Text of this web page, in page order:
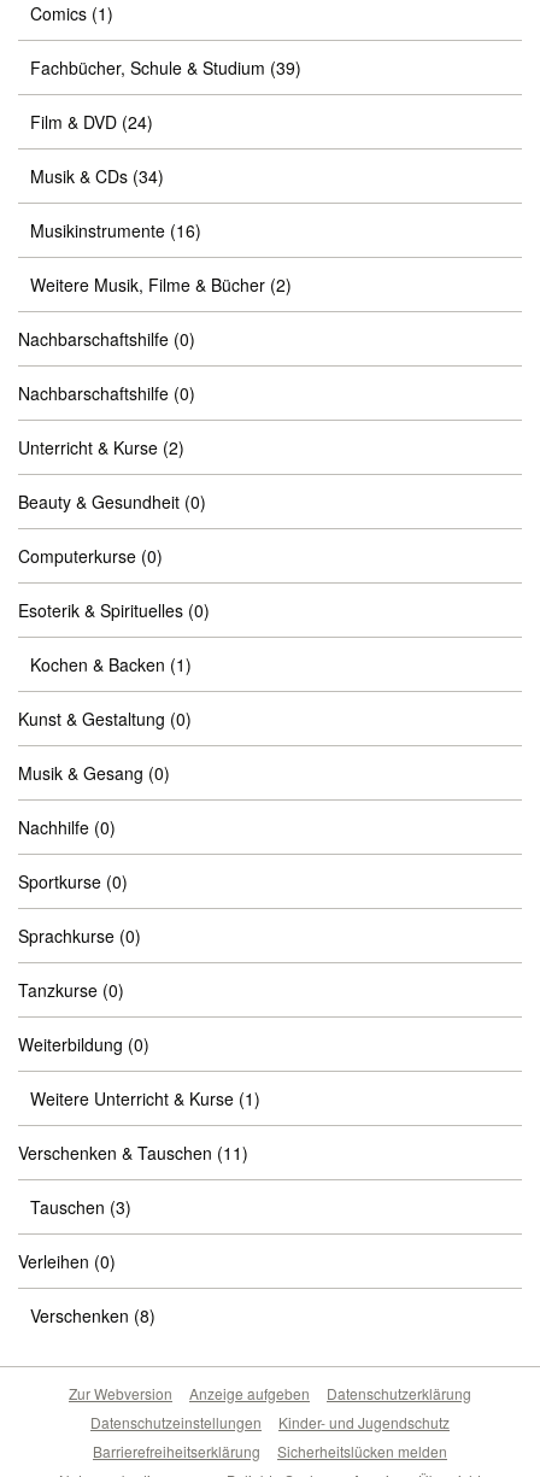
Comics (1)
Fachbücher, Schule & Studium (39)
Film & DVD (24)
Musik & CDs (34)
Musikinstrumente (16)
Weitere Musik, Filme & Bücher (2)
Nachbarschaftshilfe (0)
Nachbarschaftshilfe (0)
Unterricht & Kurse (2)
Beauty & Gesundheit (0)
Computerkurse (0)
Esoterik & Spirituelles (0)
Kochen & Backen (1)
Kunst & Gestaltung (0)
Musik & Gesang (0)
Nachhilfe (0)
Sportkurse (0)
Sprachkurse (0)
Tanzkurse (0)
Weiterbildung (0)
Weitere Unterricht & Kurse (1)
Verschenken & Tauschen (11)
Tauschen (3)
Verleihen (0)
Verschenken (8)
Zur Webversion Anzeige aufgeben
Datenschutzerklärung
Datenschutzeinstellungen
Kinder- und Jugendschutz
Barrierefreiheitserklärung
Sicherheitslücken melden